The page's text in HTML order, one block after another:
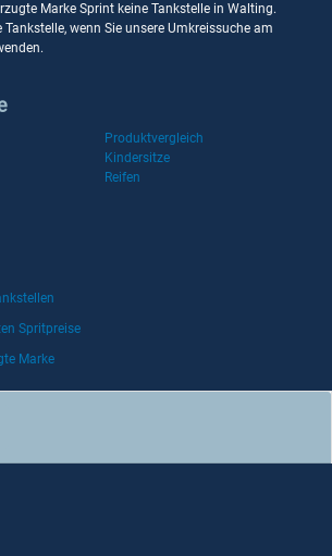
Marke Sprint keine Tankstelle in Walting.
wenn Sie unsere Umkreissuche am
Produktvergleich
Kindersitze
Reifen
Spritpreise
Marke